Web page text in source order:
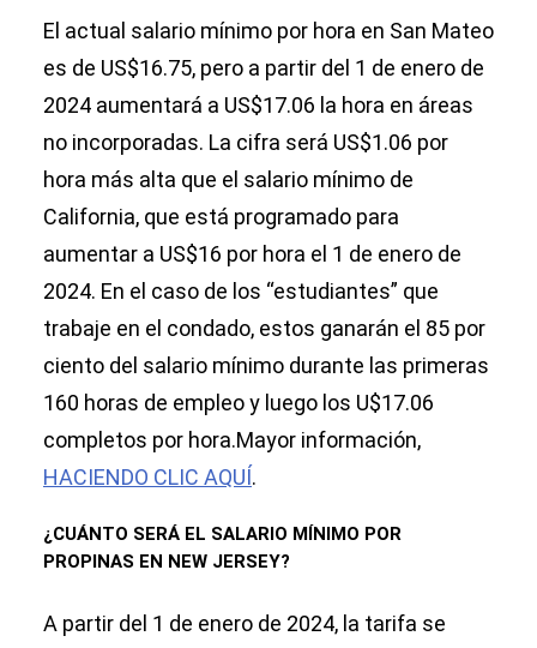
El actual salario mínimo por hora en San Mateo
es de US$16.75, pero a partir del 1 de enero de
2024 aumentará a US$17.06 la hora en áreas
no incorporadas. La cifra será US$1.06 por
hora más alta que el salario mínimo de
California, que está programado para
aumentar a US$16 por hora el 1 de enero de
2024. En el caso de los “estudiantes” que
trabaje en el condado, estos ganarán el 85 por
ciento del salario mínimo durante las primeras
160 horas de empleo y luego los U$17.06
completos por hora.Mayor información,
HACIENDO CLIC AQUÍ.
¿CUÁNTO SERÁ EL SALARIO MÍNIMO POR
PROPINAS EN NEW JERSEY?
A partir del 1 de enero de 2024, la tarifa se